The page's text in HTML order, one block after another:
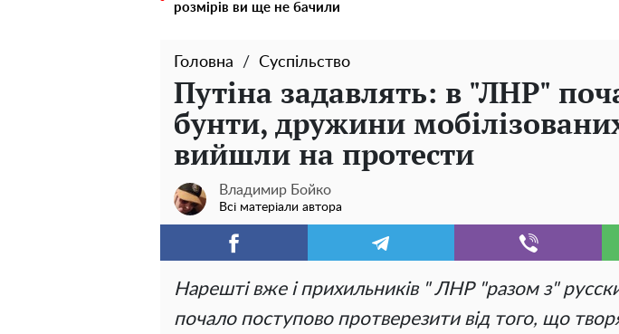
розмірів ви ще не бачили
Головна Суспільство
Путіна задавлять: в "ЛНР"
бунти, дружини
вийшли на протести
Владимир Бойко
Всі матеріали автора
Нарешті вже і прихильників " ЛНР "разом з"
почало поступово протверезити від того, що